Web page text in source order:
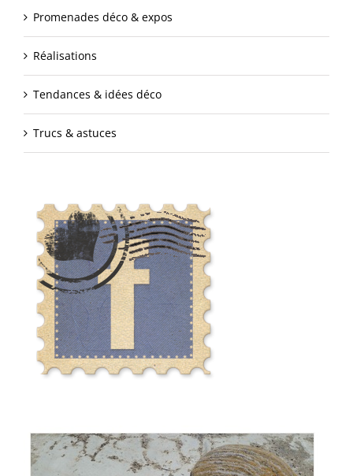
Promenades déco & expos
Réalisations
Tendances & idées déco
Trucs & astuces